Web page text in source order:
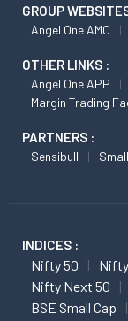
GROUP
Angel One AMC
OTHER LINKS :
Angel One APP
Margin Trading
PARTNERS :
Sensibull
INDICES :
Nifty 50
Nifty Next 50
BSE Small Cap